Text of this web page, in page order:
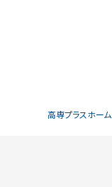
高専プラスホーム